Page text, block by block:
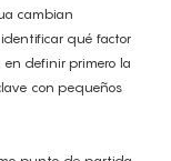
cambian
qué factor
en definir primero la
con pequeños